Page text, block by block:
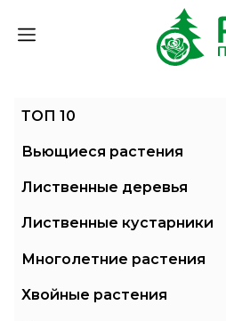
ТОП 10
Вьющиеся растения
Лиственные деревья
Лиственные кустарники
Многолетние растения
Хвойные растения